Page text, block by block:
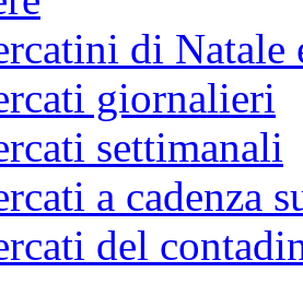
di Natale
giornalieri
settimanali
a cadenza
del